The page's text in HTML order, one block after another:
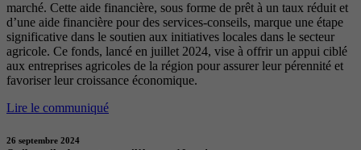
marché. Cette aide financière, sous forme de prêt à un taux réduit et
d’une aide financière pour des services-conseils, marque une étape
significative dans le soutien aux initiatives locales dans le secteur
agricole. Ce fonds, lancé en juillet 2024, vise à offrir un appui ciblé
aux entreprises agricoles de la région pour assurer leur pérennité et
favoriser leur croissance économique.
Lire le communiqué
26 septembre 2024